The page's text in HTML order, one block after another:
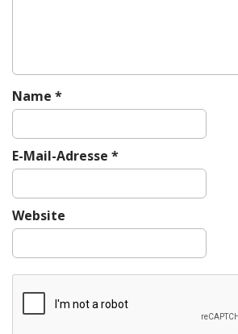
n
Name *
E-Mail-Adresse *
Website